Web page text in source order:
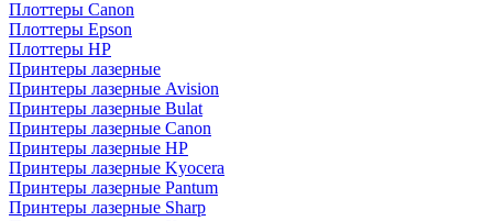
Плоттеры Canon
Плоттеры Epson
Плоттеры HP
Принтеры лазерные
Принтеры лазерные Avision
Принтеры лазерные Bulat
Принтеры лазерные Canon
Принтеры лазерные HP
Принтеры лазерные Kyocera
Принтеры лазерные Pantum
Принтеры лазерные Sharp